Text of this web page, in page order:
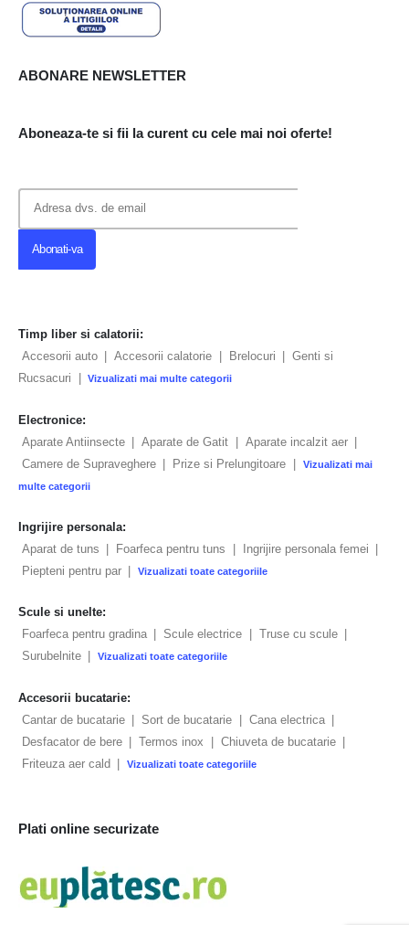
ABONARE NEWSLETTER
Aboneaza-te si fii la curent cu cele mai noi oferte!
Timp liber si calatorii:
Accesorii auto
Accesorii calatorie Brelocuri
Genti si
Rucsacuri
Vizualizati mai multe categorii
Electronice:
Aparate Antiinsecte | Aparate de Gatit | Aparate incalzit aer |
Camere de Supraveghere | Prize si Prelungitoare |
Vizualizati mai
multe categorii
Ingrijire personala:
Aparat de tuns
Foarfeca pentru tuns Ingrijire personala femei
Piepteni pentru par
Vizualizati toate categoriile
Scule si unelte:
Foarfeca pentru gradina
Scule electrice Truse cu scule
Surubelnite
Vizualizati toate categoriile
Accesorii bucatarie:
Cantar de bucatarie | Sort de bucatarie | Cana electrica |
Desfacator de bere | Termos inox | Chiuveta de bucatarie |
Friteuza aer cald | Vizualizati toate categoriile
Plati online securizate